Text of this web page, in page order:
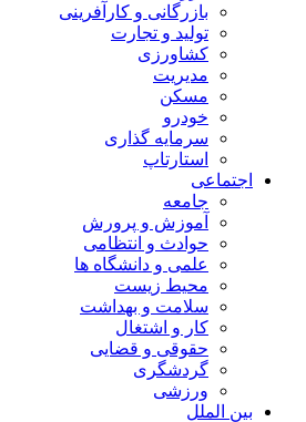
بازرگانی و کارآفرینی
تولید و تجارت
کشاورزی
مدیریت
مسکن
خودرو
سرمایه گذاری
استارتاپ
اجتماعی
جامعه
آموزش و پرورش
حوادث و انتظامی
علمی و دانشگاه ها
محیط زیست
سلامت و بهداشت
کار و اشتغال
حقوقی و قضایی
گردشگری
ورزشی
بین الملل